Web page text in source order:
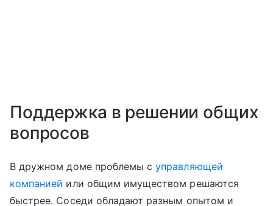
Поддержка в решении общих
вопросов
В дружном доме проблемы суправляющей
компанией или общим имуществом решаются
быстрее. Соседи обладают разным опытом и